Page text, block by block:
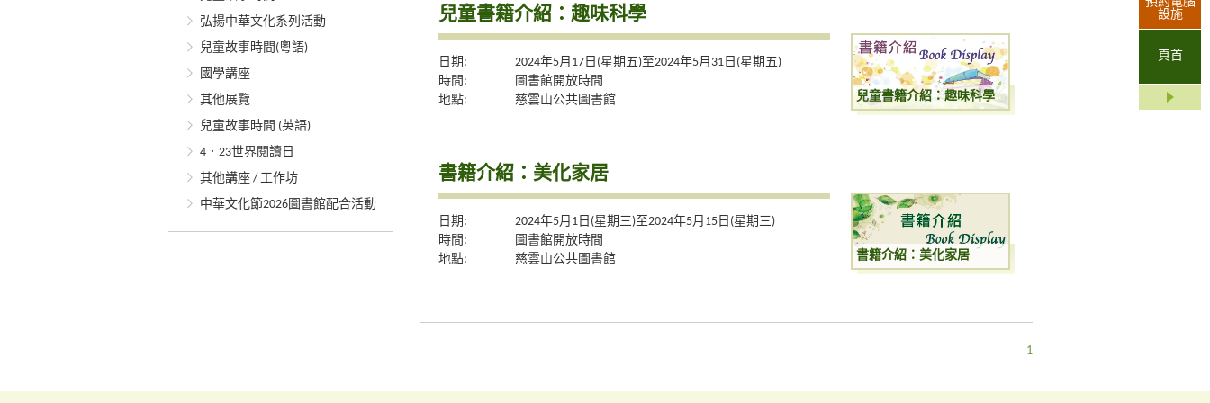
設施
頁首
弘揚中華文化系列活動
兒童故事時間(粵語)
國學講座
其他展覽
兒童故事時間 (英語)
4．23世界閱讀日
其他講座 / 工作坊
中華文化節2026圖書館配合活動
兒童書籍介紹：趣味科學
日期:
2024年5月17日(星期五)至2024年5月31日(星期五)
時間:
圖書館開放時間
地點:
慈雲山公共圖書館 兒童書籍介紹：趣味科學
書籍介紹：美化家居
日期:
2024年5月1日(星期三)至2024年5月15日(星期三)
時間:
圖書館開放時間
地點:
慈雲山公共圖書館 書籍介紹：美化家居
1